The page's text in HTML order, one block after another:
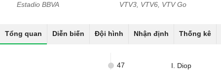
Estadio BBVA VTV3, VTV6, VTV Go
Tổng quan Diễn biến Đội hình Nhận định Thống kê
I. Diop
47